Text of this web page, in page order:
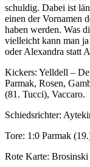
schuldig. Dabei ist
einen der Vornamen
haben werden. Was
vielleicht kann man
oder Alexandra statt
Kickers: Yelldell –
Parmak, Rosen,
(81. Tucci), Vaccaro.
Schiedsrichter:
Tore: 1:0 Parmak
Rote Karte: